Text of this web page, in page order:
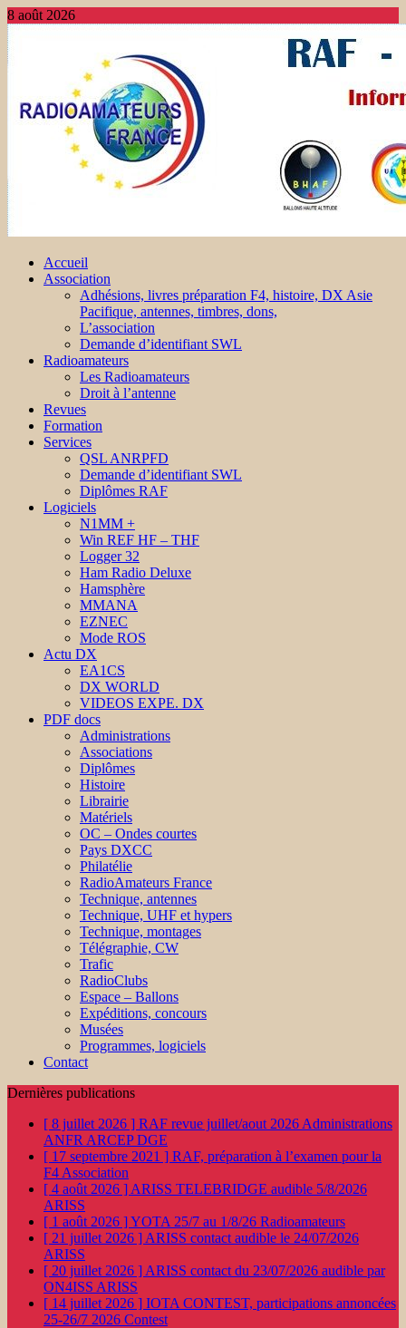
8 août 2026
Accueil
Association
Adhésions, livres préparation F4, histoire, DX Asie
Pacifique, antennes, timbres, dons,
L’association
Demande d’identifiant SWL
Radioamateurs
Les Radioamateurs
Droit à l’antenne
Revues
Formation
Services
QSL ANRPFD
Demande d’identifiant SWL
Diplômes RAF
Logiciels
N1MM +
Win REF HF – THF
Logger 32
Ham Radio Deluxe
Hamsphère
MMANA
EZNEC
Mode ROS
Actu DX
EA1CS
DX WORLD
VIDEOS EXPE. DX
PDF docs
Administrations
Associations
Diplômes
Histoire
Librairie
Matériels
OC – Ondes courtes
Pays DXCC
Philatélie
RadioAmateurs France
Technique, antennes
Technique, UHF et hypers
Technique, montages
Télégraphie, CW
Trafic
RadioClubs
Espace – Ballons
Expéditions, concours
Musées
Programmes, logiciels
Contact
Dernières publications
[ 8 juillet 2026 ] RAF revue juillet/aout 2026 Administrations
ANFR ARCEP DGE
[ 17 septembre 2021 ] RAF, préparation à l’examen pour la
F4 Association
[ 4 août 2026 ] ARISS TELEBRIDGE audible 5/8/2026
ARISS
[ 1 août 2026 ]YOTA 25/7 au 1/8/26 Radioamateurs
[ 21 juillet 2026 ] ARISS contact audible le 24/07/2026
ARISS
[ 20 juillet 2026 ] ARISS contact du 23/07/2026 audible par
ON4ISS ARISS
[ 14 juillet 2026 ] IOTA CONTEST, participations annoncées
25-26/7 2026 Contest